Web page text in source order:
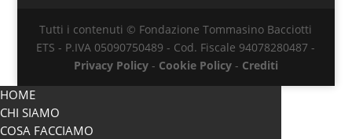
Tutti i contenuti © Fondazione Tommasino Bacciotti
ETS - P.IVA 05090750489 - Cod. Fiscale 94078280487 -
Privacy Policy- Cookie Policy- Crediti
HOME
CHI SIAMO
COSA FACCIAMO